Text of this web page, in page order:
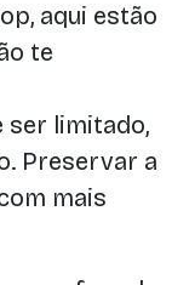
aqui estão
te
ser limitado,
Preservar a
mais